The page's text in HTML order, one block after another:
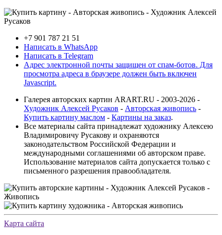
+7 901 787 21 51
Написать в WhatsApp
Написать в Telegram
Адрес электронной почты защищен от спам-ботов. Для
просмотра адреса в браузере должен быть включен
Javascript.
Галерея авторских картин ARART.RU - 2003-2026 -
Художник Алексей Русаков - Авторская живопись -
Купить картину маслом - Картины на заказ.
Все материалы сайта принадлежат художнику Алексею
Владимировичу Русакову и охраняются
законодательством Российской Федерации и
международными соглашениями об авторском праве.
Использование материалов сайта допускается только с
письменного разрешения правообладателя.
Карта сайта